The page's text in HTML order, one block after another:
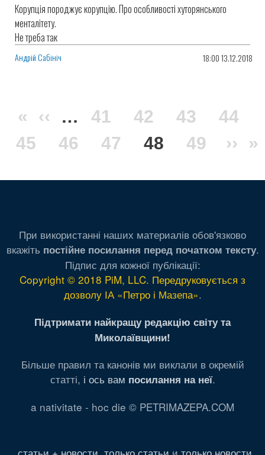
Корупція породжує корупцію. Про особливості хуторянського
менталітету.
Не треба так
Андрій Сабініч 18:00 13.12.2018
на
сторінки
Перша
сторінка
«
Попередня
сторінка
‹‹ … Сторінка
41 Сторінка
42 Сторінка
43
44
Сторінка
45 Сторінка
46 Сторінка
47
Поточна
48 Сторінка
49 ›› »
При використанні наших материалів обов'язково
вкажіть постійне посилання перед початком тексту.
Підпис для кожної публікації:
Copyright © 2018 PiM, LLC. Передруковується з
дозволу ІА «Петро і Мазепа».
Підтримати найкращу редакцію світу та
Миколаївщини!
Більше правил та канонів ми виклали в окремій
статті, і ось вам посилання на неї.
a nativitate - hoc die © PETRIMAZEPA.COM